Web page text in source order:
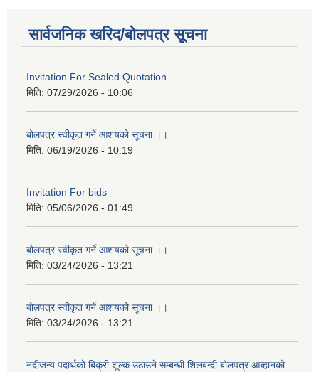
सार्वजनिक खरिद/बोलपत्र सूचना
Invitation For Sealed Quotation
मिति: 07/29/2026 - 10:06
बोलपत्र स्वीकृत गर्ने आशयको सूचना ।।
मिति: 06/19/2026 - 10:19
Invitation For bids
मिति: 05/06/2026 - 01:49
बोलपत्र स्वीकृत गर्ने आशयको सूचना ।।
मिति: 03/24/2026 - 13:21
बोलपत्र स्वीकृत गर्ने आशयको सूचना ।।
मिति: 03/24/2026 - 13:21
नदीजन्य पदार्थको बिक्री शूल्क उठाउने सम्बन्धी शिलबन्दी बोलपत्र आब्हानको